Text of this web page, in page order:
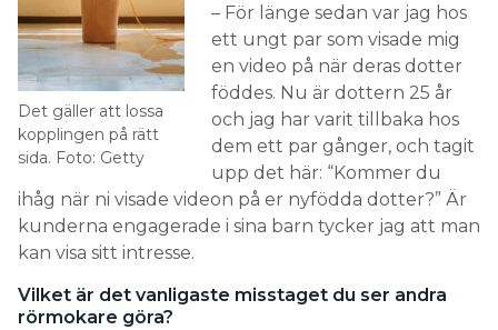
Det gäller att lossa
kopplingen på rätt
sida. Foto: Getty
– För länge sedan var jag hos
ett ungt par som visade mig
en video på när deras dotter
föddes. Nu är dottern 25 år
och jag har varit tillbaka hos
dem ett par gånger, och tagit
upp det här: “Kommer du
ihåg när ni visade videon på er nyfödda dotter?” Är
kunderna engagerade i sina barn tycker jag att man
kan visa sitt intresse.
Vilket är det vanligaste misstaget du ser andra
rörmokare göra?